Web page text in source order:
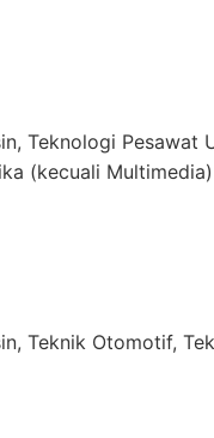
Teknologi Pesawat
(kecuali
Teknik Otomotif,